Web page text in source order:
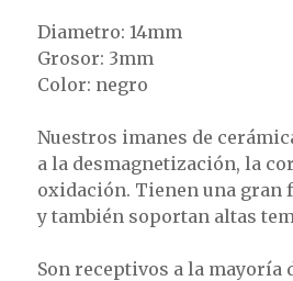
Diametro: 14mm
Grosor: 3mm
Color: negro
Nuestros imanes de
a la desmagnetización, la
oxidación. Tienen una gran
y también soportan altas
Son receptivos a la mayoría